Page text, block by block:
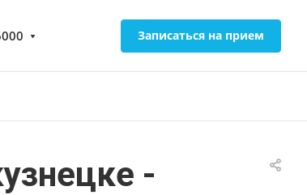
Записаться на прием
-